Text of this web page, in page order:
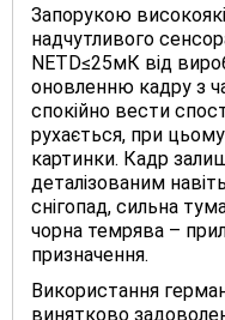
Запорукою
надчутливого
NETD≤25мК від
оновленню кадру з
спокійно вести
рухається, при
картинки. Кадр
деталізованим
снігопад, сильна
чорна темрява –
призначення.
Використання
винятково